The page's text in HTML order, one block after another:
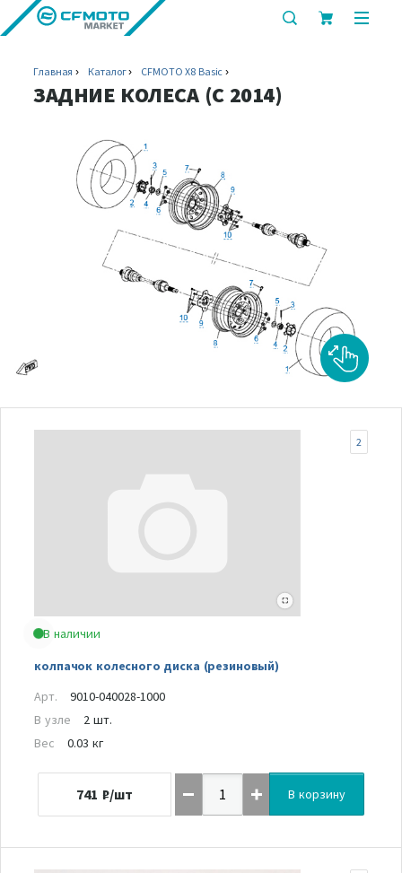
показать
Главная Каталог CFMOTO X8 Basic
ЗАДНИЕ КОЛЕСА (C 2014)
В наличии
колпачок колесного диска (резиновый)
2
Арт.
9010-040028-1000
В узле
2 шт.
Вес
0.03 кг
741 ₽/шт В корзину